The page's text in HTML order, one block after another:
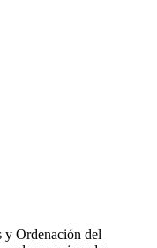
y Ordenación del